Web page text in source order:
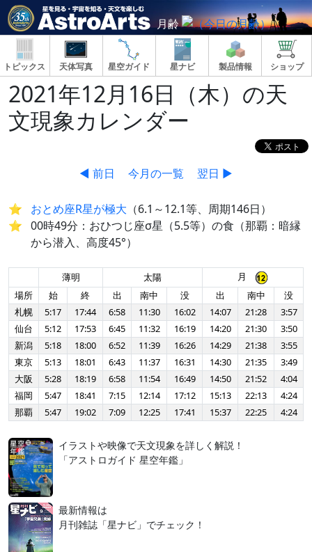
月齢
トピックス 天体写真 星空ガイド 星ナビ 製品情報 ショップ
2021年12月16日（木）の天
文現象カレンダー
◀ 前日 今月の一覧 翌日 ▶
おとめ座R星が極大 （6.1～12.1等、周期146日）
00時49分：おひつじ座σ星（5.5等）の食（那覇：暗縁
から潜入、高度45°）
薄明 太陽
月
場所
始 終 出 南中 没 出 南中
没
札幌
5:17 17:44 6:58 11:30 16:02 14:07 21:28
3:57
仙台
5:12 17:53 6:45 11:32 16:19 14:20 21:30
3:50
新潟
5:18 18:00 6:52 11:39 16:26 14:29 21:38
3:55
東京
5:13 18:01 6:43 11:37 16:31 14:30 21:35
3:49
大阪
5:28 18:19 6:58 11:54 16:49 14:50 21:52
4:04
福岡
5:47 18:41 7:15 12:14 17:12 15:13 22:13
4:24
那覇
5:47 19:02 7:09 12:25 17:41 15:37 22:25 4:24
イラストや映像で天文現象を詳しく解説！
「アストロガイド 星空年鑑」
最新情報は
月刊雑誌「星ナビ」でチェック！